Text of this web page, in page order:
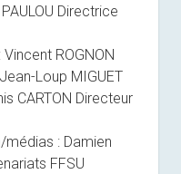
Directrice
ROGNON
Loup MIGUET
CARTON Directeur
: Damien
FFSU